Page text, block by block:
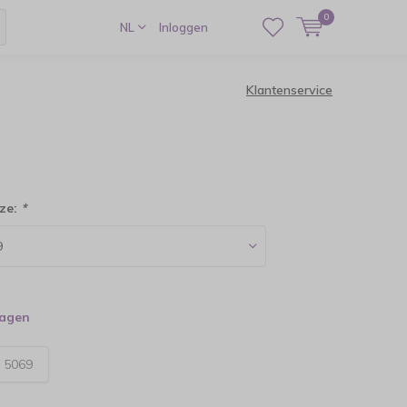
NL Inloggen
0
Klantenservice
*
5069